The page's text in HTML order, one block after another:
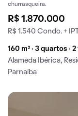
churrasqueira.
R$ 1.870.000
R$ 1.540 Condo. +
160 m² · 3 quartos ·
Alameda Ibérica,
Parnaíba